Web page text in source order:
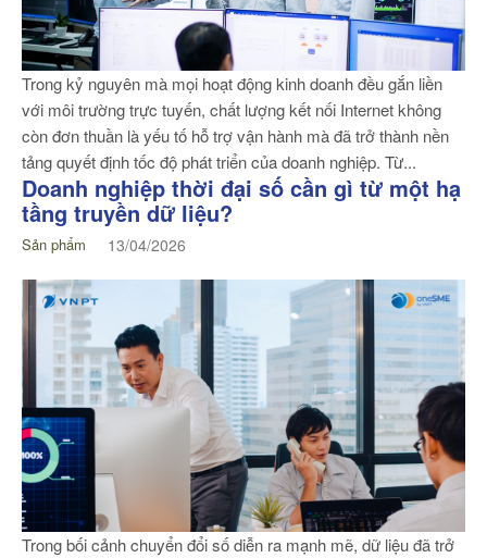
Trong kỷ nguyên mà mọi hoạt động kinh doanh đều gắn liền
với môi trường trực tuyến, chất lượng kết nối Internet không
còn đơn thuần là yếu tố hỗ trợ vận hành mà đã trở thành nền
tảng quyết định tốc độ phát triển của doanh nghiệp. Từ...
Doanh nghiệp thời đại số cần gì từ một hạ
tầng truyền dữ liệu?
Sản phẩm 13/04/2026
Trong bối cảnh chuyển đổi số diễn ra mạnh mẽ, dữ liệu đã trở